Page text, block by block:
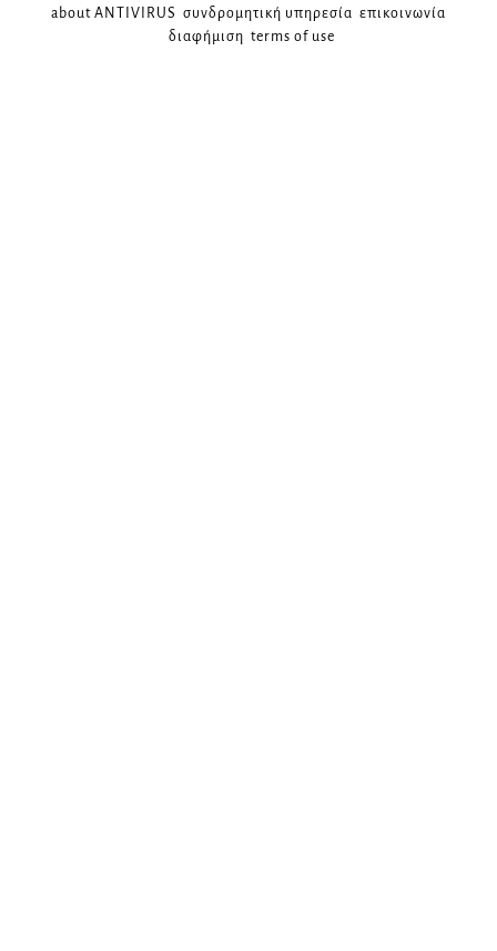
about ANTIVIRUS συνδρομητική υπηρεσία επικοινωνία
διαφήμιση terms of use